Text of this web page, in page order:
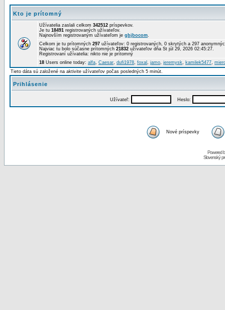
Kto je prítomný
Užívatelia zaslali celkom 342512 príspevkov.
Je tu 18491 registrovaných užívateľov.
Najnovším registrovaným užívateľom je gbjbocom.
Celkom je tu prítomných 297 užívateľov: 0 registrovaných, 0 skrytých a 297
Najviac tu bolo súčasne prítomných 21832 užívateľov dňa St júl 29, 2026 02:45:27.
Registrovaní užívatelia: nikto nie je prítomný
18 Users online today: alfa, Caesar, dufi1978, foxal , jamo, jeremysk, kamilek5477,
Tieto dáta sú založené na aktivite užívateľov počas posledných 5 minút.
Prihlásenie
Užívateľ: Heslo:
Nové príspevky
Powered
Slovenský